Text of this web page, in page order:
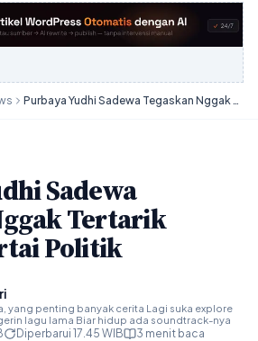
Purbaya Yudhi Sadewa Tegaskan Nggak Tertarik Gabung Partai Politik
Sadewa
Tertarik
Politik
yang penting banyak cerita Lagi suka explore
lagu lama Biar hidup ada soundtrack-nya
Diperbarui 17.45 WIB 3 menit baca